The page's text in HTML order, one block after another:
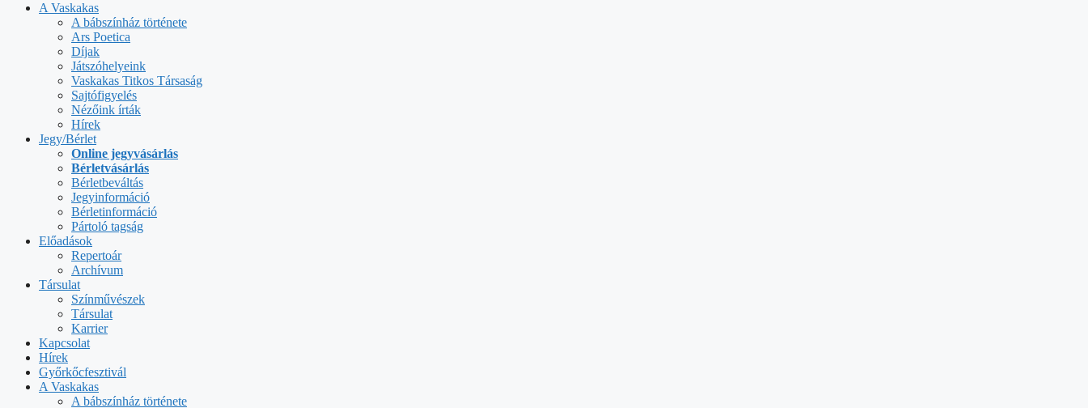
A Vaskakas
A bábszínház története
Ars Poetica
Díjak
Játszóhelyeink
Vaskakas Titkos Társaság
Sajtófigyelés
Nézőink írták
Hírek
Jegy/Bérlet
Online jegyvásárlás
Bérletvásárlás
Bérletbeváltás
Jegyinformáció
Bérletinformáció
Pártoló tagság
Előadások
Repertoár
Archívum
Társulat
Színművészek
Társulat
Karrier
Kapcsolat
Hírek
Győrkőcfesztivál
A Vaskakas
A bábszínház története